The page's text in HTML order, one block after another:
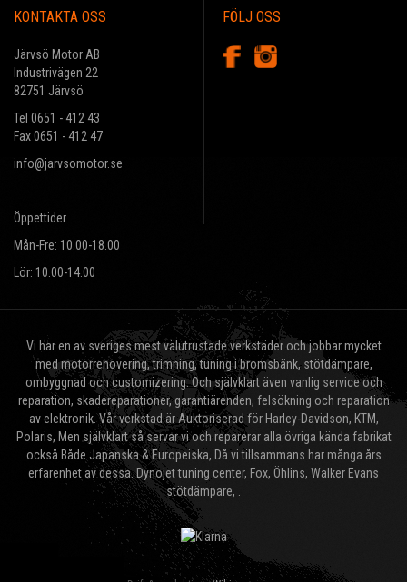
KONTAKTA OSS
Järvsö Motor AB
Industrivägen 22
82751 Järvsö
Tel 0651 - 412 43
Fax 0651 - 412 47
info@jarvsomotor.se
Öppettider
Mån-Fre: 10.00-18.00
Lör: 10.00-14.00
FÖLJ OSS
Vi har en av sveriges mest välutrustade verkstäder och jobbar mycket
med motorrenovering, trimning, tuning i bromsbänk, stötdämpare,
ombyggnad och customizering. Och självklart även vanlig service och
reparation, skadereparationer, garantiärenden, felsökning och reparation
av elektronik. Vår verkstad är Auktoriserad för Harley-Davidson, KTM,
Polaris, Men självklart så servar vi och reparerar alla övriga kända fabrikat
också Både Japanska & Europeiska, Då vi tillsammans har många års
erfarenhet av dessa. Dynojet tuning center, Fox, Öhlins, Walker Evans
stötdämpare, .